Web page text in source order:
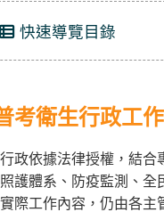
快速導覽目錄
考衛生行政工
政依據法律授權，結合
護體系、防疫監測、全
際工作內容，仍由各主